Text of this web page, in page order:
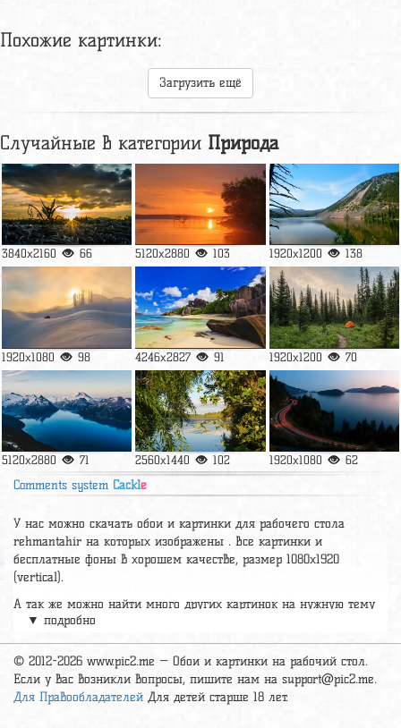
Похожие картинки:
Загрузить ещё
Случайные в категории Природа
3840x2160 66 5120x2880 103 1920x1200 138
1920x1080 98 4246x2827 91 1920x1200 70
5120x2880 71 2560x1440 102 1920x1080 62
Comments system Cackle
У нас можно скачать обои и картинки для рабочего стола
rehmantahir на которых изображены . Все картинки и
бесплатные фоны в хорошем качестве, размер 1080x1920
(vertical).
А так же можно найти много других картинок на нужную тему
разделобои Природа
большое количество красивых широкоформатных картинок, фото
и обоев хорошего hd качества бесплатно и на телефон.
▼ подробно
© 2012-2026 www.pic2.me — Обои и картинки на рабочий стол.
Если у вас возникли вопросы, пишите нам на support@pic2.me.
Для Правообладателей Для детей старше 18 лет.